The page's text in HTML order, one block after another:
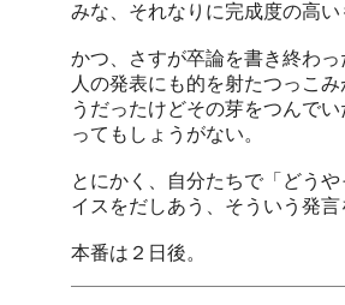
みな、それなりに完成度の高
かつ、さすが卒論を書き終わ
人の発表にも的を射たつっこ
うだったけどその芽をつんで
ってもしょうがない。
とにかく、自分たちで「どう
イスをだしあう、そういう発
本番は２日後。